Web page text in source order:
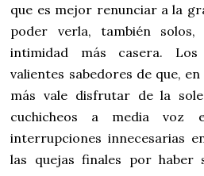
que es mejor renunciar a la
poder verla, también
intimidad más casera.
valientes sabedores de que,
más vale disfrutar de la
cuchicheos a media voz
interrupciones innecesarias
las quejas finales por haber